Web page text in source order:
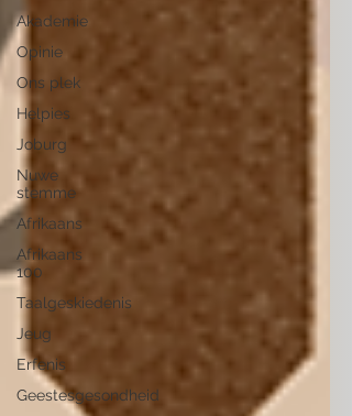
Akademie
Opinie
Ons plek
Helpies
Joburg
Nuwe
stemme
Afrikaans
Afrikaans
100
Taalgeskiedenis
Jeug
Erfenis
Geestesgesondheid